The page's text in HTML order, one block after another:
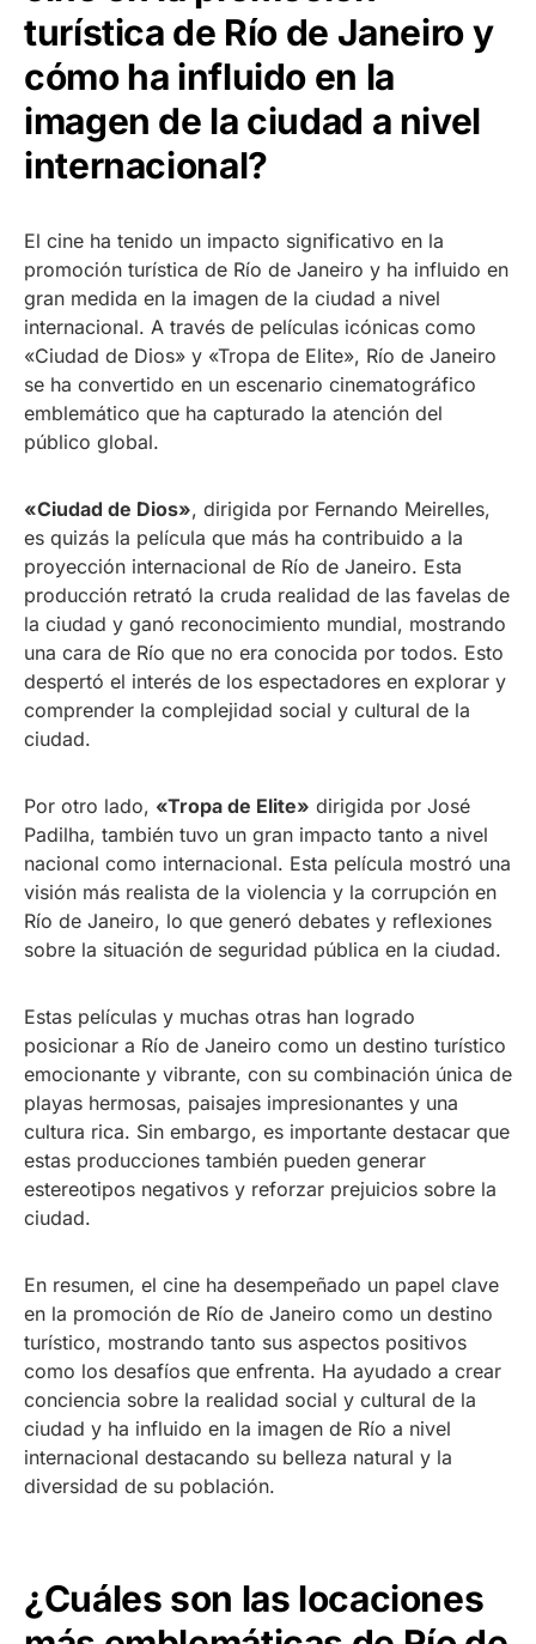
turística de Río de Janeiro y
cómo ha influido en la
imagen de la ciudad a nivel
internacional?
El cine ha tenido un impacto significativo en la
promoción turística de Río de Janeiro y ha influido en
gran medida en la imagen de la ciudad a nivel
internacional. A través de películas icónicas como
«Ciudad de Dios» y «Tropa de Elite», Río de Janeiro
se ha convertido en un escenario cinematográfico
emblemático que ha capturado la atención del
público global.
«Ciudad de Dios», dirigida por Fernando Meirelles,
es quizás la película que más ha contribuido a la
proyección internacional de Río de Janeiro. Esta
producción retrató la cruda realidad de las favelas de
la ciudad y ganó reconocimiento mundial, mostrando
una cara de Río que no era conocida por todos. Esto
despertó el interés de los espectadores en explorar y
comprender la complejidad social y cultural de la
ciudad.
Por otro lado, «Tropa de Elite» dirigida por José
Padilha, también tuvo un gran impacto tanto a nivel
nacional como internacional. Esta película mostró una
visión más realista de la violencia y la corrupción en
Río de Janeiro, lo que generó debates y reflexiones
sobre la situación de seguridad pública en la ciudad.
Estas películas y muchas otras han logrado
posicionar a Río de Janeiro como un destino turístico
emocionante y vibrante, con su combinación única de
playas hermosas, paisajes impresionantes y una
cultura rica. Sin embargo, es importante destacar que
estas producciones también pueden generar
estereotipos negativos y reforzar prejuicios sobre la
ciudad.
En resumen, el cine ha desempeñado un papel clave
en la promoción de Río de Janeiro como un destino
turístico, mostrando tanto sus aspectos positivos
como los desafíos que enfrenta. Ha ayudado a crear
conciencia sobre la realidad social y cultural de la
ciudad y ha influido en la imagen de Río a nivel
internacional destacando su belleza natural y la
diversidad de su población.
¿Cuáles son las locaciones